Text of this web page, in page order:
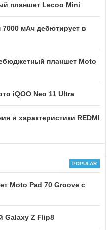
планшет Lecoo Mini
7000 мАч дебютирует в
планшет Moto
iQOO Neo 11 Ultra
и характеристики REDMI
Moto Pad 70 Groove с
Galaxy Z Flip8